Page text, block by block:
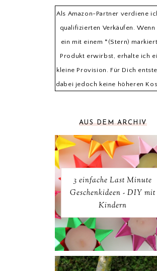
Als Amazon-Partner verdiene
qualifizierten Verkäufen. Wenn
ein mit einem *(Stern)
Produkt erwirbst, erhalte ich
kleine Provision. Für Dich
dabei jedoch keine höheren
AUS DEM ARCHIV
3 einfache Last Minute
Geschenkideen - DIY mit
Kindern